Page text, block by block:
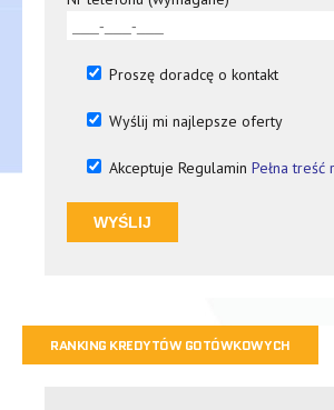
Proszę doradcę o kontakt
Wyślij mi najlepsze oferty
Akceptuje Regulamin Pełna treść
RANKING KREDYTÓW GOTÓWKOWYCH